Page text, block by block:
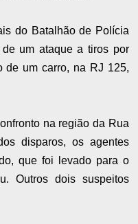
do Batalhão de Polícia
um ataque a tiros por
de um carro, na RJ 125,
na região da Rua
disparos, os agentes
que foi levado para o
Outros dois suspeitos